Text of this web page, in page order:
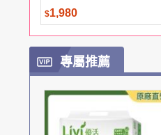
$1,980
專屬推薦